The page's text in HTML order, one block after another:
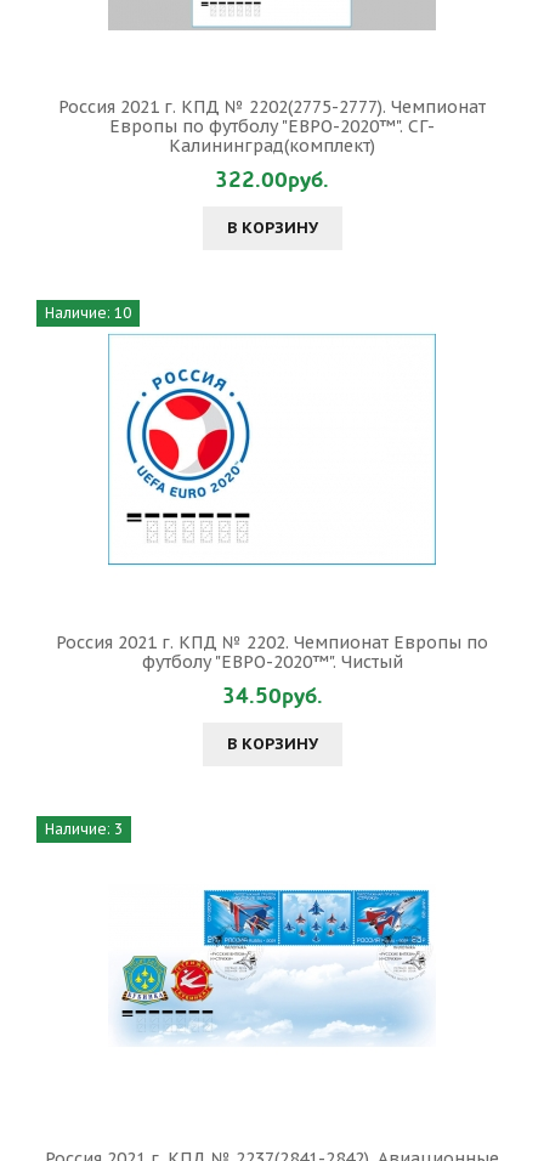
Россия 2021 г. КПД № 2202(2775-2777). Чемпионат
Европы по футболу "ЕВРО-2020™". СГ-
Калининград(комплект)
322.00руб.
В КОРЗИНУ
Наличие: 10
Россия 2021 г. КПД № 2202. Чемпионат Европы по
футболу "ЕВРО-2020™". Чистый
34.50руб.
В КОРЗИНУ
Наличие: 3